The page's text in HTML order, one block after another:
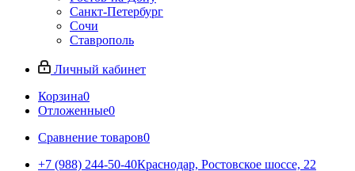
Санкт-Петербург
Сочи
Ставрополь
Личный кабинет
Корзина0
Отложенные0
Сравнение товаров0
+7 (988) 244-50-40Краснодар, Ростовское шоссе, 22